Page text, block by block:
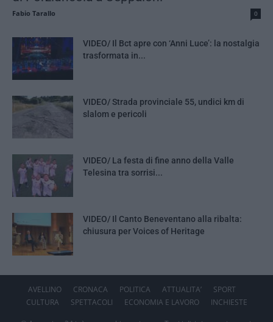
Fabio Tarallo 0
VIDEO/ Il Bct apre con ‘Anni Luce’: la nostalgia
trasformata in...
VIDEO/ Strada provinciale 55, undici km di
slalom e pericoli
VIDEO/ La festa di fine anno della Valle
Telesina tra sorrisi...
VIDEO/ Il Canto Beneventano alla ribalta:
chiusura per Voices of Heritage
AVELLINO CRONACA POLITICA ATTUALITA’
SPORT
CULTURA
SPETTACOLI ECONOMIA E LAVORO INCHIESTE